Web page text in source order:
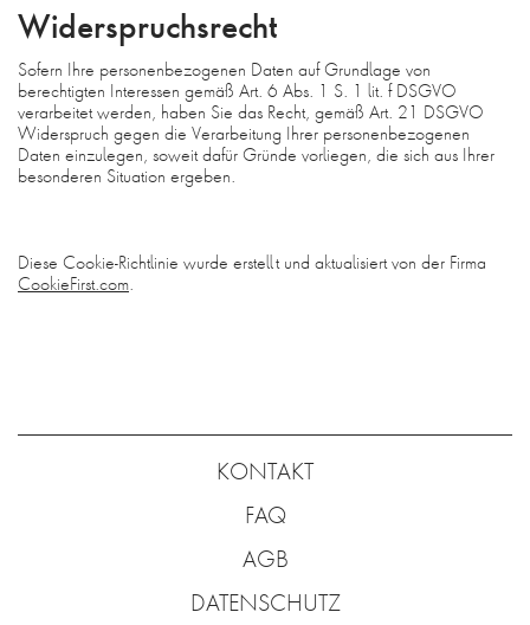
Widerspruchsrecht
Sofern Ihre personenbezogenen Daten auf Grundlage von
berechtigten Interessen gemäß Art. 6 Abs. 1 S. 1 lit. f DSGVO
verarbeitet werden, haben Sie das Recht, gemäß Art. 21 DSGVO
Widerspruch gegen die Verarbeitung Ihrer personenbezogenen
Daten einzulegen, soweit dafür Gründe vorliegen, die sich aus Ihrer
besonderen Situation ergeben.
Diese Cookie-Richtlinie wurde erstellt und aktualisiert von der Firma
CookieFirst.com.
KONTAKT
FAQ
AGB
DATENSCHUTZ